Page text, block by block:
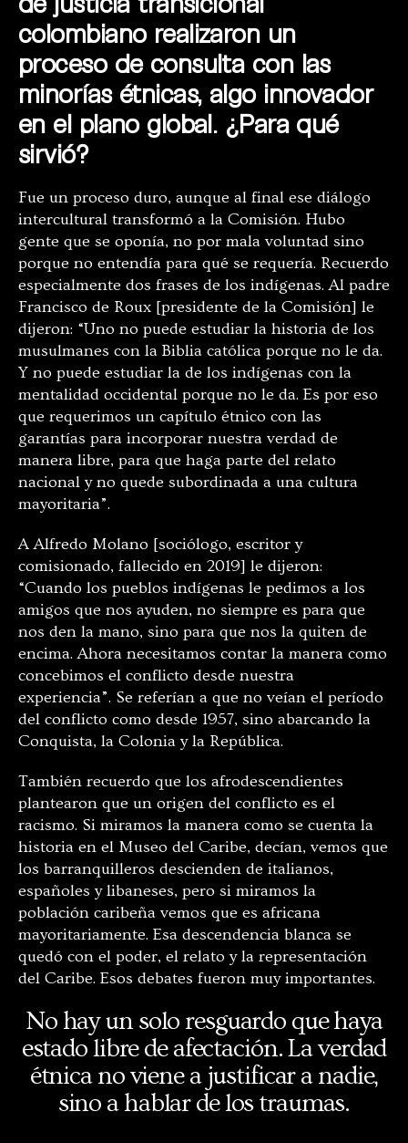
colombiano realizaron un
proceso de consulta con las
minorías étnicas, algo innovador
en el plano global. ¿Para qué
sirvió?
Fue un proceso duro, aunque al final ese diálogo
intercultural transformó a la Comisión. Hubo
gente que se oponía, no por mala voluntad sino
porque no entendía para qué se requería. Recuerdo
especialmente dos frases de los indígenas. Al padre
Francisco de Roux [presidente de la Comisión] le
dijeron: “Uno no puede estudiar la historia de los
musulmanes con la Biblia católica porque no le da.
Y no puede estudiar la de los indígenas con la
mentalidad occidental porque no le da. Es por eso
que requerimos un capítulo étnico con las
garantías para incorporar nuestra verdad de
manera libre, para que haga parte del relato
nacional y no quede subordinada a una cultura
mayoritaria”.
A Alfredo Molano [sociólogo, escritor y
comisionado, fallecido en 2019] le dijeron:
“Cuando los pueblos indígenas le pedimos a los
amigos que nos ayuden, no siempre es para que
nos den la mano, sino para que nos la quiten de
encima. Ahora necesitamos contar la manera como
concebimos el conflicto desde nuestra
experiencia”. Se referían a que no veían el período
del conflicto como desde 1957, sino abarcando la
Conquista, la Colonia y la República.
También recuerdo que los afrodescendientes
plantearon que un origen del conflicto es el
racismo. Si miramos la manera como se cuenta la
historia en el Museo del Caribe, decían, vemos que
los barranquilleros descienden de italianos,
españoles y libaneses, pero si miramos la
población caribeña vemos que es africana
mayoritariamente. Esa descendencia blanca se
quedó con el poder, el relato y la representación
del Caribe. Esos debates fueron muy importantes.
No hay un solo resguardo que haya
estado libre de afectación. La verdad
étnica no viene a justificar a nadie,
sino a hablar de los traumas.